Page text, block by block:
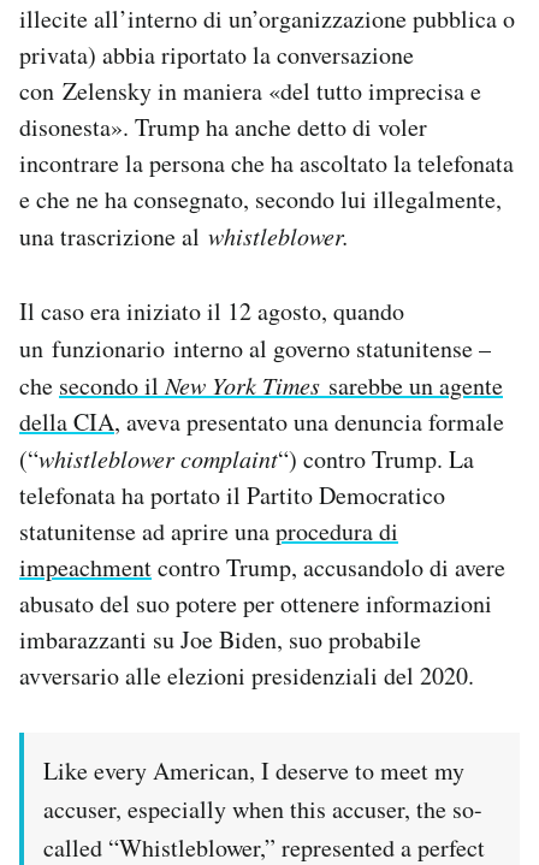
illecite all’interno di un’organizzazione pubblica o
privata) abbia riportato la conversazione
con Zelensky in maniera «del tutto imprecisa e
disonesta». Trump ha anche detto di voler
incontrare la persona che ha ascoltato la telefonata
e che ne ha consegnato, secondo lui illegalmente,
una trascrizione al whistleblower.
Il caso era iniziato il 12 agosto, quando
un funzionario interno al governo statunitense –
che secondo ilNew York Times sarebbe un agente
della CIA, aveva presentato una denuncia formale
(“whistleblower complaint“) contro Trump. La
telefonata ha portato il Partito Democratico
statunitense ad aprire unaprocedura di
impeachmentcontro Trump, accusandolo di avere
abusato del suo potere per ottenere informazioni
imbarazzanti su Joe Biden, suo probabile
avversario alle elezioni presidenziali del 2020.
Like every American, I deserve to meet my
accuser, especially when this accuser, the so-
called “Whistleblower,” represented a perfect